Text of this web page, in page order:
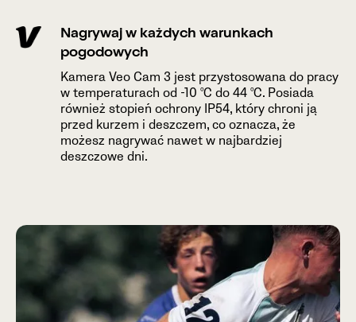
Nagrywaj w każdych warunkach
pogodowych
Kamera Veo Cam 3 jest przystosowana do pracy
w temperaturach od -10 °C do 44 °C. Posiada
również stopień ochrony IP54, który chroni ją
przed kurzem i deszczem, co oznacza, że
możesz nagrywać nawet w najbardziej
deszczowe dni.